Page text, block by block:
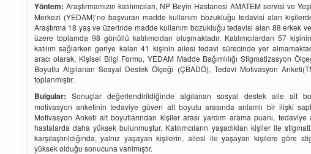
Yöntem: Araştırmamızın katılımcıları, NP Beyin Hastanesi AMATEM servisi ve
Merkezi (YEDAM)’ne başvuran madde kullanım bozukluğu tedavisi alan
Araştırma 18 yaş ve üzerinde madde kullanım bozukluğu tedavisi alan 88 erkek
üzere toplamda 98 gönüllü katılımcıdan oluşmaktadır. Katılımcılardan 57
katılım sağlarken geriye kalan 41 kişinin ailesi tedavi sürecinde yer
aracı olarak, Kişisel Bilgi Formu, YEDAM Madde Bağımlılığı Stigmatizasyon
Boyutlu Algılanan Sosyal Destek Ölçeği (ÇBADÖ), Tedavi Motivasyon
toplanmıştır.
Bulgular: Sonuçlar değerlendirildiğinde algılanan sosyal destek aile alt
motivasyon anketinin tedaviye güven alt boyutu arasında anlamlı bir ilişki
Motivasyon Anketi alt boyutlarından kişiler arası yardım arama puanı, tedaviye
hastalarda daha yüksek bulunmuştur. Katılımcıların yaşadıkları kişiler ile
karşılaştırıldığında, yalnız yaşayan kişilerin, ailesi ile yaşayan kişilere göre
yüksek olduğu sonucuna varılmıştır.